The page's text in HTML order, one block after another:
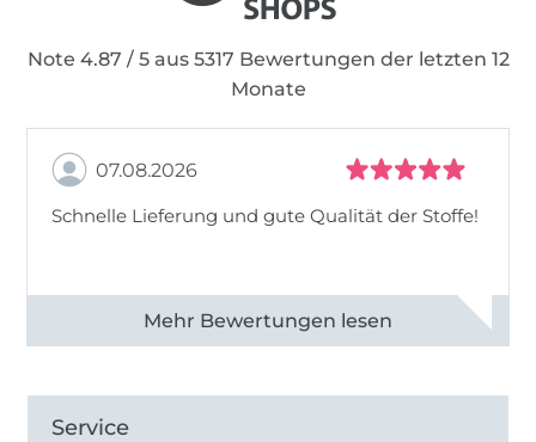
Note 4.87 / 5 aus 5317 Bewertungen der letzten 12
Monate
07.08.2026
Schnelle Lieferung und gute Qualität der Stoffe!
Alle 82990 Bewertungen ansehen
Service